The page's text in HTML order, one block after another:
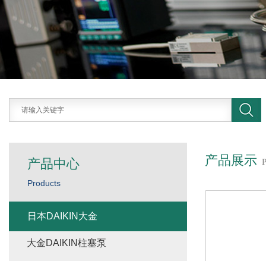
产品展示
产品中心
Products
日本DAIKIN大金
大金DAIKIN柱塞泵